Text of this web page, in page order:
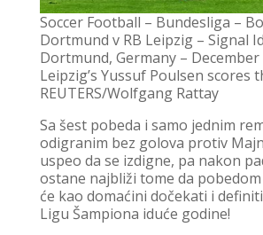
Soccer Football – Bundesliga –
Dortmund v RB Leipzig – Signal
Dortmund, Germany – December
Leipzig’s Yussuf Poulsen scores
REUTERS/Wolfgang Rattay
Sa šest pobeda i samo jednim
odigranim bez golova protiv
uspeo da se izdigne, pa nakon
ostane najbliži tome da
će kao domaćini dočekati i
Ligu Šampiona iduće godine!